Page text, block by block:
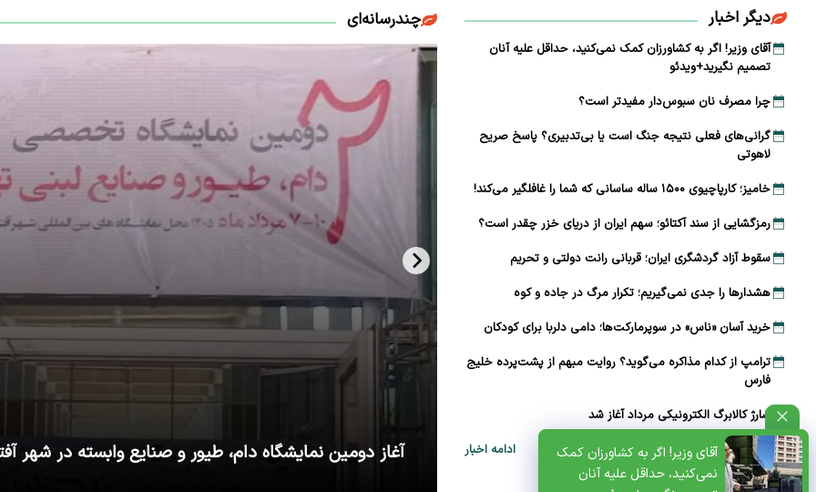
آقای وزیر! اگر به کشاورزان کمک
نمی‌کنید، حداقل علیه آنان
دیگر اخبار
آقای وزیر! اگر به کشاورزان کمک نمی‌کنید، حداقل علیه آنان
تصمیم نگیرید+ویدئو
چرا مصرف نان سبوس‌دار مفیدتر است؟
گرانی‌های فعلی نتیجه جنگ است یا بی‌تدبیری؟ پاسخ صریح
لاهوتی
خامیز؛ کارپاچیوی ۱۵۰۰ ساله ساسانی که شما را غافلگیر می‌کند!
رمزگشایی از سند آکتائو؛ سهم ایران از دریای خزر چقدر است؟
سقوط آزاد گردشگری ایران؛ قربانی رانت دولتی و تحریم
هشدارها را جدی نمی‌گیریم؛ تکرار مرگ در جاده و کوه
خرید آسان «ناس» در سوپرمارکت‌ها؛ دامی دلربا برای کودکان
ترامپ از کدام مذاکره می‌گوید؟ روایت مبهم از پشت‌پرده خلیج
فارس
شارژ کالابرگ الکترونیکی مرداد آغاز شد
ادامه اخبار
چندرسانه‌ای
آغاز دومین نمایشگاه دام، طیور و صنایع وابسته در شهر